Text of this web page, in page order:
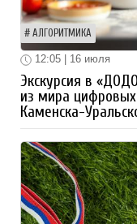
АЛГОРИТМИКА
12:05 | 16 июля
Экскурсия в
из мира
Каменска-